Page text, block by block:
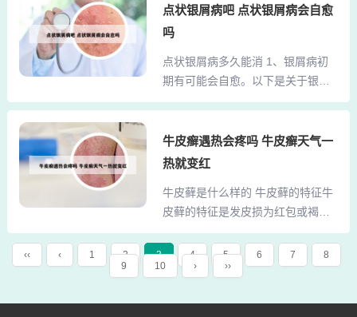
体抵抗能力降低，使得皮肤浅层更
容易被真菌感染，从而引发白色糠
饮食习惯可能导致身体营养不良，
进一步影响脾胃功能，增加患...
膜，点状出血，有同形反应，伴瘙
痒，心烦，口渴，大便干，尿黄，
血地黄汤加减。生地黄、当归、地
榆、槐花、黄连、天花粉、陈皮、
赤芍、防风、黄芩、荆芥、甘草。
风热之邪，久病伤阴，营血不足以
及血虚肝旺，情志不畅等因素有
朝百脉、主宣发，外合皮毛，与皮
肤、汗孔、毫毛等组织有着...
点状银屑病吧 点状银屑病会自愈
吗
点状银屑病多久能消 1、银屑病初
期有可能会自愈。以下是关于银屑
病初期自愈性的详细说明：自愈性
型银屑病，通常具有自愈性。这类
银屑病多因感染、情绪紧张、药物
状、带有鳞屑的斑片或者斑块，在1
个月至半年之内有可能自行消退。
2、对于治疗牛皮癣的周期，要看病
情的严重程度，要知道，皮肤的更
新周期是28天，而牛皮癣作为一种
牛皮癣遇热会疼吗 牛皮癣天气一
热就变红
牛皮藓是什么样的 牛皮藓的特征牛
皮藓的特征是发皮损为红包或褐色
小点或斑状丘疹，有干燥鳞屑，随
后逐渐扩展形成褐色红色色斑块，
边界清晰，相邻者可相互融合。 鳞
藓的一种表现。体藓通常会出现的
‹‹ ‹ 1 2 3 4 5 6 7
8
9
10 › ››